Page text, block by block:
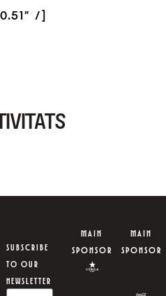
/]
SUBSCRIBE
TO OUR
NEWSLETTER
MAIN
SPONSOR
MAIN
SPONSOR